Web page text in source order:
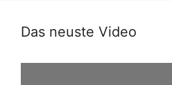
Das neuste Video